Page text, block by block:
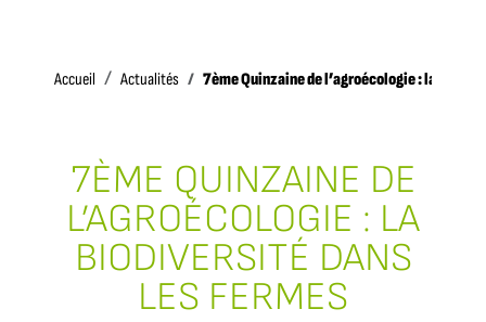
Accueil AccueilActualités 7ème Quinzaine de l’agroécologie : la
7ÈME QUINZAINE DE
L’AGROÉCOLOGIE : LA
BIODIVERSITÉ DANS
LES FERMES